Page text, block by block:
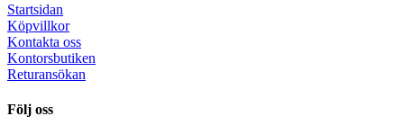
Startsidan
Köpvillkor
Kontakta oss
Kontorsbutiken
Returansökan
Följ oss